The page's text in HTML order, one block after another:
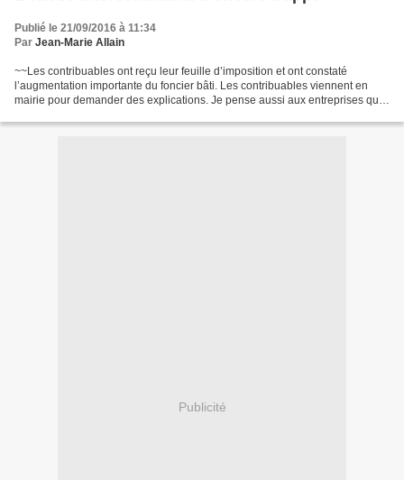
Publié le 21/09/2016 à 11:34
Par Jean-Marie Allain
~~Les contribuables ont reçu leur feuille d’imposition et ont constaté
l’augmentation importante du foncier bâti. Les contribuables viennent en
mairie pour demander des explications. Je pense aussi aux entreprises qui
Publicité